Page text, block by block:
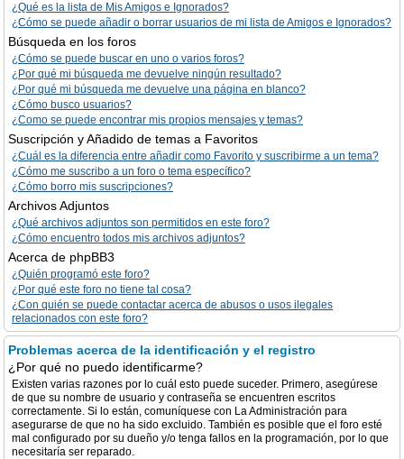
¿Qué es la lista de Mis Amigos e Ignorados?
¿Cómo se puede añadir o borrar usuarios de mi lista de Amigos e Ignorados?
Búsqueda en los foros
¿Cómo se puede buscar en uno o varios foros?
¿Por qué mi búsqueda me devuelve ningún resultado?
¿Por qué mi búsqueda me devuelve una página en blanco?
¿Cómo busco usuarios?
¿Como se puede encontrar mis propios mensajes y temas?
Suscripción y Añadido de temas a Favoritos
¿Cuál es la diferencia entre añadir como Favorito y suscribirme a un tema?
¿Cómo me suscribo a un foro o tema específico?
¿Cómo borro mis suscripciones?
Archivos Adjuntos
¿Qué archivos adjuntos son permitidos en este foro?
¿Cómo encuentro todos mis archivos adjuntos?
Acerca de phpBB3
¿Quién programó este foro?
¿Por qué este foro no tiene tal cosa?
¿Con quién se puede contactar acerca de abusos o usos ilegales
relacionados con este foro?
Problemas acerca de la identificación y el registro
¿Por qué no puedo identificarme?
Existen varias razones por lo cuál esto puede suceder. Primero, asegúrese
de que su nombre de usuario y contraseña se encuentren escritos
correctamente. Si lo están, comuníquese con La Administración para
asegurarse de que no ha sido excluido. También es posible que el foro esté
mal configurado por su dueño y/o tenga fallos en la programación, por lo que
necesitaría ser reparado.